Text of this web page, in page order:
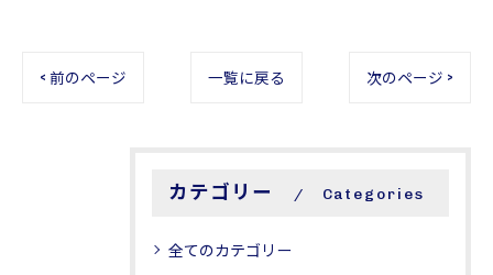
< 前のページ 一覧に戻る 次のページ >
カテゴリー Categories
全てのカテゴリー